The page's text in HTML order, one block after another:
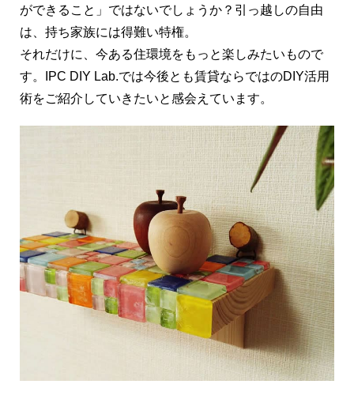
ができること」ではないでしょうか？引っ越しの自由
は、持ち家族には得難い特権。
それだけに、今ある住環境をもっと楽しみたいもので
す。IPC DIY Lab.では今後とも賃貸ならではのDIY活用
術をご紹介していきたいと感会えています。